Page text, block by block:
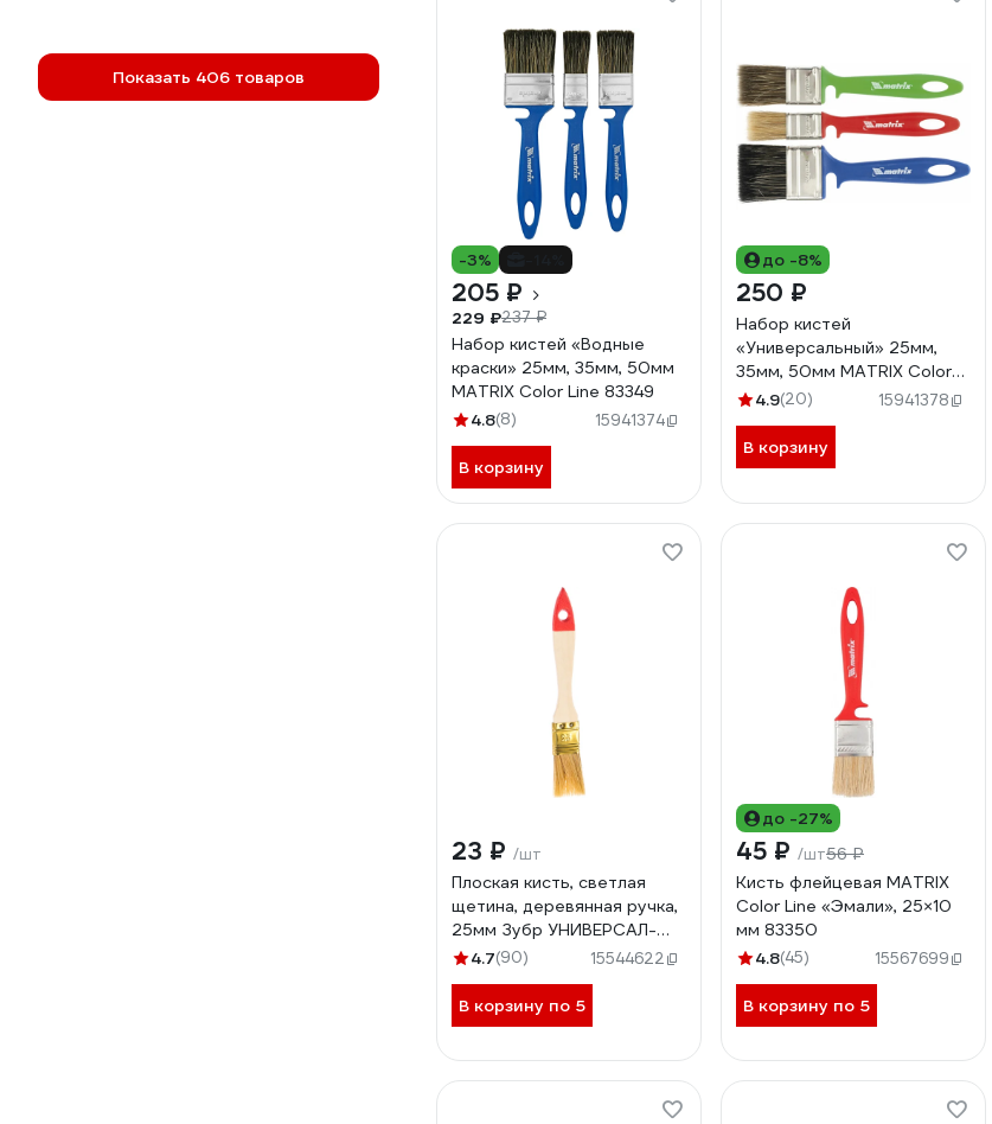
Показать 406 товаров
-3%
205 ₽
229 ₽237 ₽
Набор кистей «Водные
краски» 25мм, 35мм, 50мм
MATRIX Color Line 83349
4.8(8) 15941374
В корзину
до -8%
250 ₽
Набор кистей
«Универсальный» 25мм,
35мм, 50мм MATRIX Color
Line 83399
4.9(20) 15941378
В корзину
23 ₽ /шт
Плоская кисть, светлая
щетина, деревянная ручка,
25мм Зубр УНИВЕРСАЛ-
ОПТИМА 01099-025_z01
4.7(90) 15544622
В корзину по 5
до -27%
45 ₽ /шт56 ₽
Кисть флейцевая MATRIX
Color Line «Эмали», 25×10
мм 83350
4.8(45) 15567699
В корзину по 5